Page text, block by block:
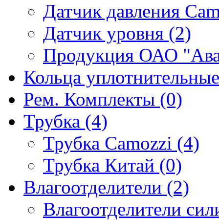
Датчик давления
Датчик уровня (2)
Продукция ОАО
Кольца
Рем. Комплекты (0)
Трубка (4)
Трубка Camozzi (4)
Трубка Китай (0)
Влагоотделители (2)
Влагоотделители